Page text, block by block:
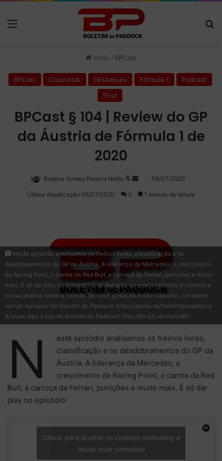
Início / BPCast
BPCast Colunistas Destaques Fórmula 1
Podcast
Post
BPCast § 104 | Review do GP
da Áustria de Fórmula 1 de
2020
Rubens Gomes Passos Netto
Follow
on
Mande
um
06/07/2020
Última Atualização 06/07/2020 0 1 minuto de leitura
Neste episódio analisamos os treinos livres, classificação e os
desdobramentos do GP da Áustria. A liderança da Mercedes, o crescimento
da Racing Point, o carma da Red Bull, a carroça da Ferrari, punições e muito
mais. É só dar play no episódio! É só dar play no nosso episódio e conferir a
nossa análise sobre a corrida. Se você gosta do nosso trabalho, considere
ser um apoiador do Boletim do Paddock: https://apoia.se/boletimdopaddock
Acesse aqui a loja do Boletim do Paddock: http://bit.ly/LojinhaDoBP
N
este episódio analisamos os treinos livres,
classificação e os desdobramentos do GP da
Áustria. A liderança da Mercedes, o
crescimento da Racing Point, o carma da Red
Bull, a carroça da Ferrari, punições e muito mais. É só dar
play no episódio!
Clique para aceitar os cookies marketing e
ativar este conteúdo